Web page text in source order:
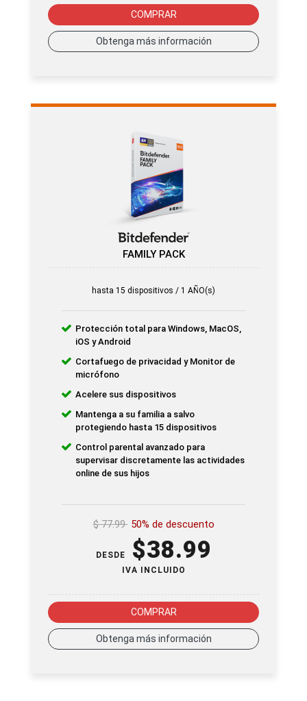
COMPRAR
Obtenga más información
FAMILY PACK
hasta 15 dispositivos / 1 AÑO(s)
Protección total para Windows, MacOS,
iOS y Android
Cortafuego de privacidad y Monitor de
micrófono
Acelere sus dispositivos
Mantenga a su familia a salvo
protegiendo hasta 15 dispositivos
Control parental avanzado para
supervisar discretamente las actividades
online de sus hijos
$77.9950% de descuento
DESDE $38.99
IVA INCLUIDO
COMPRAR
Obtenga más información